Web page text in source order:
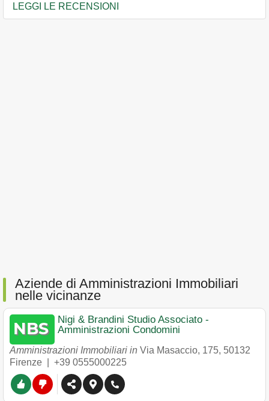
LEGGI LE RECENSIONI
Aziende di Amministrazioni Immobiliari
nelle vicinanze
Nigi & Brandini Studio Associato -
Amministrazioni Condomini
Amministrazioni Immobiliari in Via Masaccio, 175, 50132
Firenze
+39 0555000225